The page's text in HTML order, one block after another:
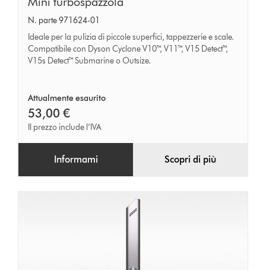
turbospazzola
N. parte 971624-01
Ideale per la pulizia di piccole superfici, tappezzerie e scale.
Compatibile con Dyson Cyclone V10™, V11™, V15 Detect™,
V15s Detect™ Submarine o Outsize.
Attualmente esaurito
53,00 €
Il prezzo include l’IVA
Informami Scopri di più